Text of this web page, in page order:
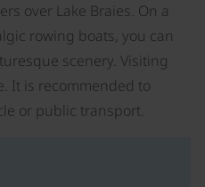
over Lake Braies. On a
rowing boats, you can
scenery. Visiting
It is recommended to
or public transport.